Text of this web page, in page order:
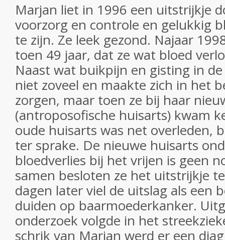
Marjan liet in 1996 een uitstrijkje
voorzorg en controle en gelukkig
te zijn. Ze leek gezond. Najaar
toen 49 jaar, dat ze wat bloed
Naast wat buikpijn en gisting in
niet zoveel en maakte zich in het
zorgen, maar toen ze bij haar
(antroposofische huisarts) kwam
oude huisarts was net overleden,
ter sprake. De nieuwe huisarts
bloedverlies bij het vrijen is geen
samen besloten ze het uitstrijkje
dagen later viel de uitslag als een
duiden op baarmoederkanker.
onderzoek volgde in het
schrik van Marjan werd er een